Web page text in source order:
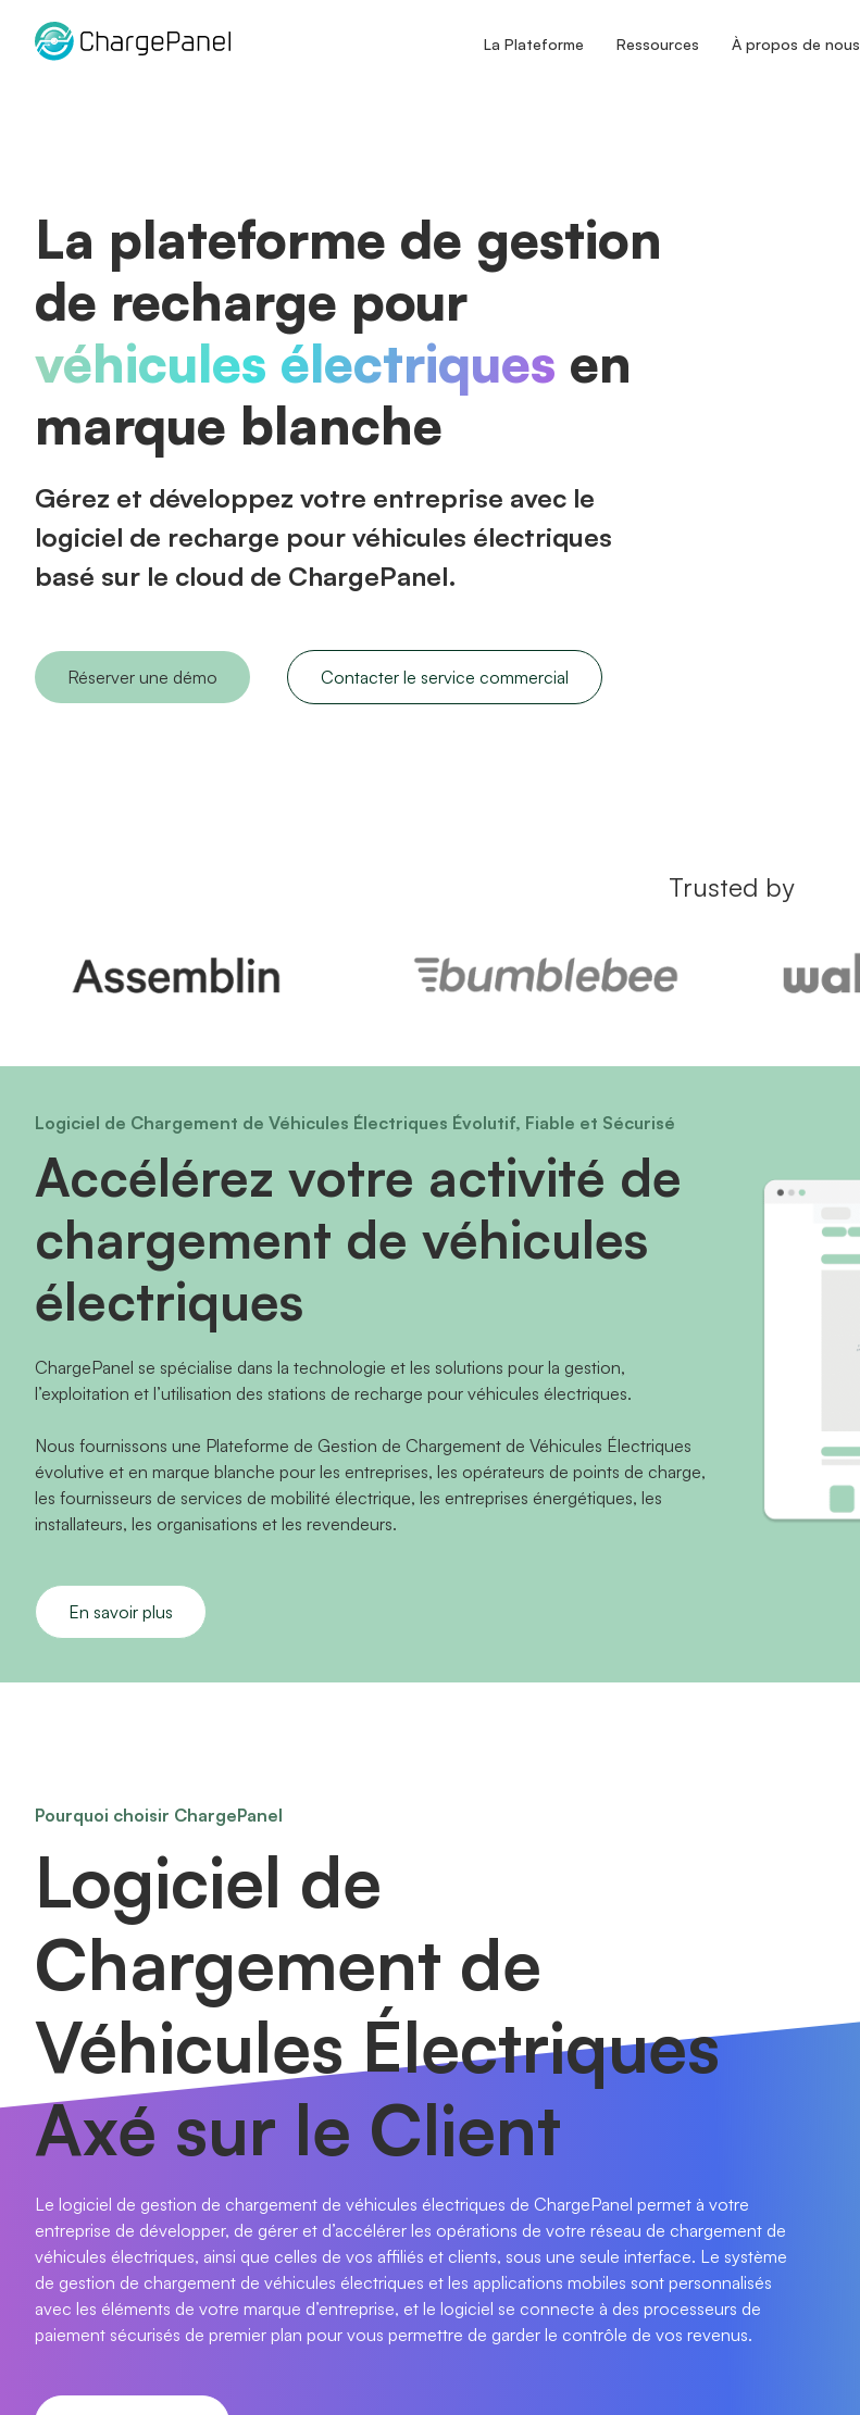
contenu
La Plateforme Ressources À propos de nous
La plateforme de gestion
de recharge pour
véhicules électriques en
marque blanche
Gérez et développez votre entreprise avec le
logiciel de recharge pour véhicules électriques
basé sur le cloud de ChargePanel.
Réserver une démo Contacter le service commercial
Trusted by
Logiciel de Chargement de Véhicules Électriques Évolutif, Fiable et Sécurisé
Accélérez votre activité de
chargement de véhicules
électriques
ChargePanel se spécialise dans la technologie et les solutions pour la gestion,
l’exploitation et l’utilisation des stations de recharge pour véhicules électriques.
Nous fournissons une Plateforme de Gestion de Chargement de Véhicules Électriques
évolutive et en marque blanche pour les entreprises, les opérateurs de points de charge,
les fournisseurs de services de mobilité électrique, les entreprises énergétiques, les
installateurs, les organisations et les revendeurs.
En savoir plus
Pourquoi choisir ChargePanel
Logiciel de
Chargement de
Véhicules Électriques
Axé sur le Client
Le logiciel de gestion de chargement de véhicules électriques de ChargePanel permet à votre
entreprise de développer, de gérer et d’accélérer les opérations de votre réseau de chargement de
véhicules électriques, ainsi que celles de vos affiliés et clients, sous une seule interface. Le système
de gestion de chargement de véhicules électriques et les applications mobiles sont personnalisés
avec les éléments de votre marque d’entreprise, et le logiciel se connecte à des processeurs de
paiement sécurisés de premier plan pour vous permettre de garder le contrôle de vos revenus.